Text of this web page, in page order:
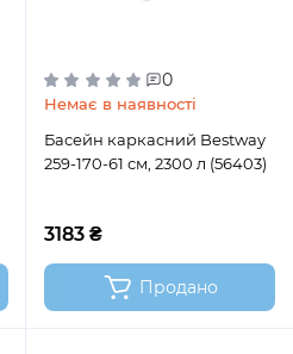
0
Немає в наявності
Басейн каркасний Bestway
259-170-61 см, 2300 л (56403)
3183 ₴
Продано